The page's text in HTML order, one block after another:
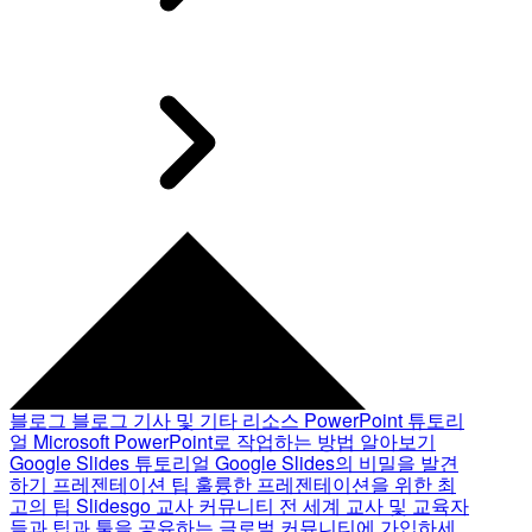
블로그 블로그 기사 및 기타 리소스 PowerPoint 튜토리
얼 Microsoft PowerPoint로 작업하는 방법 알아보기
Google Slides 튜토리얼 Google Slides의 비밀을 발견
하기 프레젠테이션 팁 훌륭한 프레젠테이션을 위한 최
고의 팁 Slidesgo 교사 커뮤니티 전 세계 교사 및 교육자